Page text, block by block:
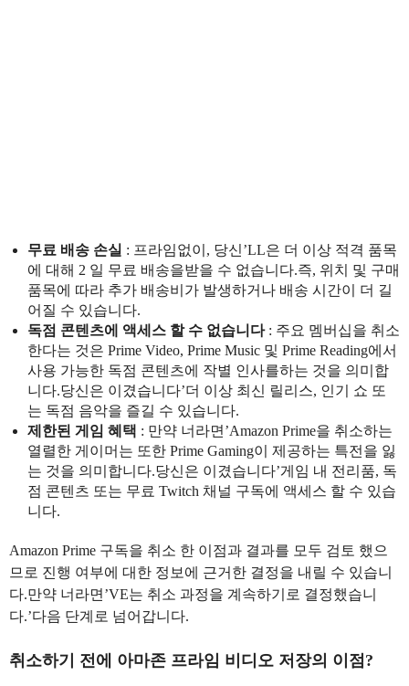
무료 배송 손실 : 프라임없이, 당신’LL은 더 이상 적격 품목
에 대해 2 일 무료 배송을받을 수 없습니다.즉, 위치 및 구매
품목에 따라 추가 배송비가 발생하거나 배송 시간이 더 길
어질 수 있습니다.
독점 콘텐츠에 액세스 할 수 없습니다 : 주요 멤버십을 취소
한다는 것은 Prime Video, Prime Music 및 Prime Reading에서
사용 가능한 독점 콘텐츠에 작별 인사를하는 것을 의미합
니다.당신은 이겼습니다’더 이상 최신 릴리스, 인기 쇼 또
는 독점 음악을 즐길 수 있습니다.
제한된 게임 혜택 : 만약 너라면’Amazon Prime을 취소하는
열렬한 게이머는 또한 Prime Gaming이 제공하는 특전을 잃
는 것을 의미합니다.당신은 이겼습니다’게임 내 전리품, 독
점 콘텐츠 또는 무료 Twitch 채널 구독에 액세스 할 수 있습
니다.
Amazon Prime 구독을 취소 한 이점과 결과를 모두 검토 했으
므로 진행 여부에 대한 정보에 근거한 결정을 내릴 수 있습니
다.만약 너라면’VE는 취소 과정을 계속하기로 결정했습니
다.’다음 단계로 넘어갑니다.
취소하기 전에 아마존 프라임 비디오 저장의 이점?